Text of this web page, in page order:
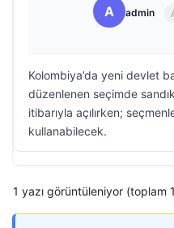
A admin
Kolombiya’da yeni devlet
düzenlenen seçimde
itibarıyla açılırken;
kullanabilecek.
1 yazı görüntüleniyor (toplam